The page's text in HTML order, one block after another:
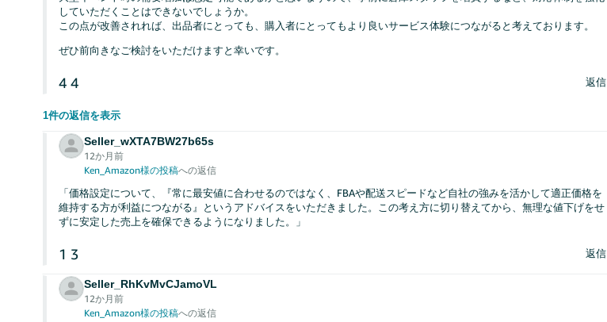
していただくことはできないでしょうか。
この点が改善されれば、出品者にとっても、購入者にとってもより良いサービス体験につながると考えております。
ぜひ前向きなご検討をいただけますと幸いです。
4 4 返信
1件の返信を表示
Seller_wXTA7BW27b65s
12か月前
Ken_Amazon様の投稿への返信
「価格設定について、『常に最安値に合わせるのではなく、FBAや配送スピードなど自社の強みを活かして適正価格を
維持する方が利益につながる』というアドバイスをいただきました。この考え方に切り替えてから、無理な値下げをせ
ずに安定した売上を確保できるようになりました。」
1 3 返信
Seller_RhKvMvCJamoVL
12か月前
Ken_Amazon様の投稿への返信